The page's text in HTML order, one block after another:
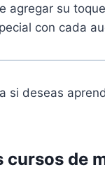
agregar su
con cada
si deseas
cursos de